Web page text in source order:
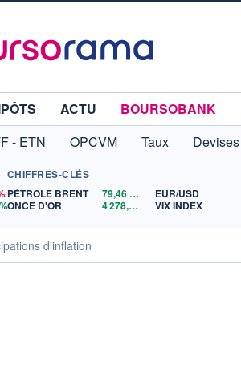
ACTU
BOURSOBANK
- ETN OPCVM Taux Devises
CHIFFRES-CLÉS
PÉTROLE BRENT
79,46$US
ONCE D'OR
4 278,91 $US
EUR/USD
VIX INDEX
d'inflation